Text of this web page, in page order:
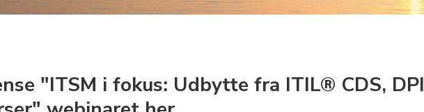
"ITSM i fokus: Udbytte fra ITIL® CDS, DPI